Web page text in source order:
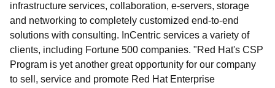
infrastructure services, collaboration, e-servers, storage
and networking to completely customized end-to-end
solutions with consulting. InCentric services a variety of
clients, including Fortune 500 companies. "Red Hat's CSP
Program is yet another great opportunity for our company
to sell, service and promote Red Hat Enterprise